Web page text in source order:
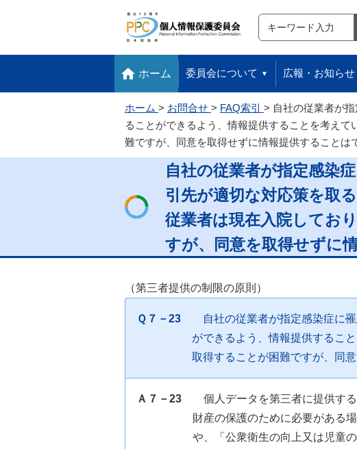
フッターへ移動します サイト内検索
検索
ホーム 委員会について 広報・お知らせ
ホーム お問合せ FAQ索引
自社の従業者が
ることができるよう、情報提供することを考え
難ですが、同意を取得せずに情報提供することは
自社の従業者が指定感染
引先が適切な対応策を取
従業者は現在入院してお
すが、同意を取得せずに
（第三者提供の制限の原則）
Ｑ７－23
自社の従業者が指定感染症に
ができるよう、情報提供するこ
取得することが困難ですが、同
Ａ７－23
個人データを第三者に提供す
財産の保護のために必要がある
や、「公衆衛生の向上又は児童